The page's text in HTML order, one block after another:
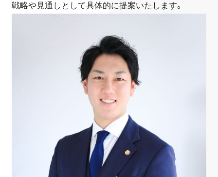
戦略や見通しとして具体的に提案いたします。